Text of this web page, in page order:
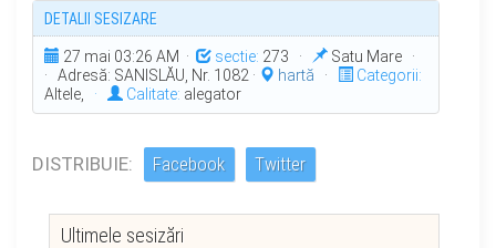
DETALII SESIZARE
27 mai 03:26 AM · sectie: 273 ·
Satu Mare ·
· Adresă: SANISLĂU, Nr. 1082 ·
hartă ·
Categorii:
Altele,
· Calitate: alegator
DISTRIBUIE: Facebook Twitter
Ultimele sesizări